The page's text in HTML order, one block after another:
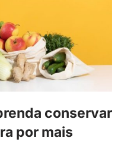
conservar
por mais